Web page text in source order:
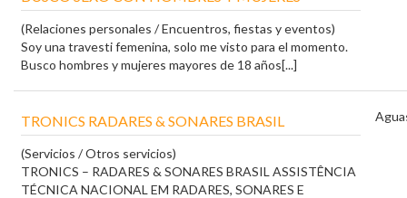
(Relaciones personales / Encuentros, fiestas y eventos)
Soy una travesti femenina, solo me visto para el momento.
Busco hombres y mujeres mayores de 18 años[...]
TRONICS RADARES & SONARES BRASIL
(Servicios / Otros servicios)
TRONICS – RADARES & SONARES BRASIL ASSISTÊNCIA
TÉCNICA NACIONAL EM RADARES, SONARES E